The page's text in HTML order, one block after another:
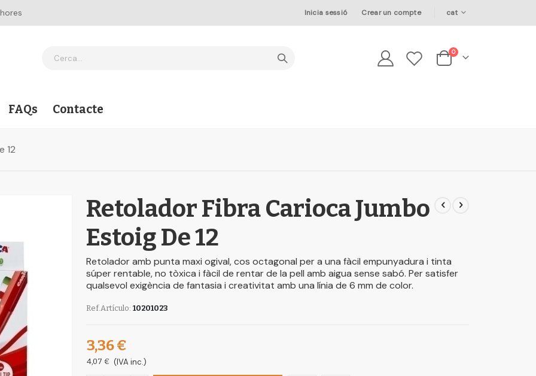
Inicia sessió Crear un compte Language
cat
Cesta
0elements
FAQs Contacte
12
Retolador Fibra Carioca Jumbo
Estoig De 12
Retolador amb punta maxi ogival, cos octagonal per a una fàcil empunyadura i tinta
súper rentable, no tòxica i fàcil de rentar de la pell amb aigua sense sabó. Per satisfer
qualsevol exigència de fantasia i creativitat amb una línia de 6 mm de color.
Ref.Artículo 10201023
3,36 €
4,07 € (IVA inc.)